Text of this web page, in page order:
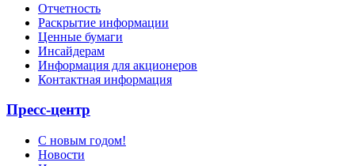
Отчетность
Раскрытие информации
Ценные бумаги
Инсайдерам
Информация для акционеров
Контактная информация
Пресс-центр
С новым годом!
Новости